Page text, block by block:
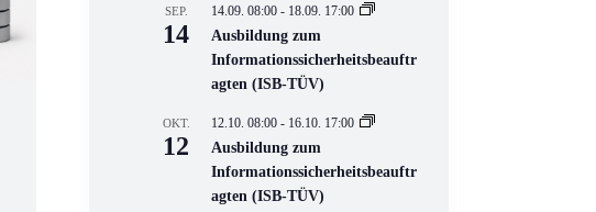
l
V
e
r
n
s
t
a
t
SEP.
14
14.09. 08:00 - 18.09. 17:00
Ausbildung zum
Informationssicherheitsbeauftr
agten (ISB-TÜV)
OKT.
12
12.10. 08:00 - 16.10. 17:00
Ausbildung zum
Informationssicherheitsbeauftr
agten (ISB-TÜV)